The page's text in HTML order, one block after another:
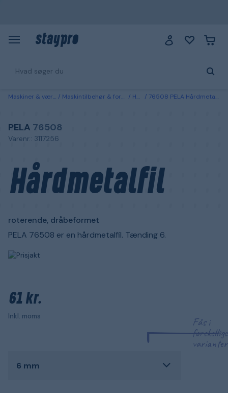
Maskiner & værktøj Maskintilbehør & forbrugsvarer Høvling 76508 PELA Hårdmetalfil roterende, dråbeformet 6 mm
PELA 76508
Varenr.: 3117256
Hårdmetalfil
roterende, dråbeformet
PELA 76508 er en hårdmetalfil. Tænding 6.
61 kr.
Inkl. moms
Fås i
forskellige
varianter
6 mm